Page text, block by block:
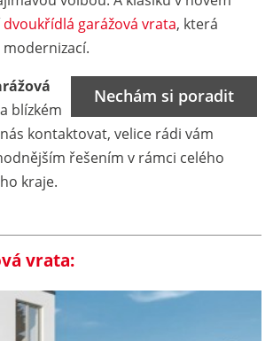
dvoukřídlá garážová vrata, která
Nechám si poradit
a blízkém
kontaktovat, velice rádi vám
řešením v rámci celého
kraje.
vrata: